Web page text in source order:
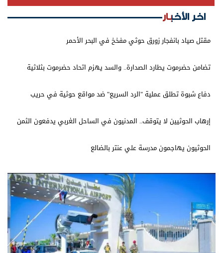
اخر الأخبار
مقتل صياد بانفجار زورق حوثي مفخخ في البحر الأحمر
تضامن حضرموت يطارد الصدارة.. والسد يهزم اتحاد حضرموت بثلاثية
دفاع شبوة تطلق عملية "الرد السريع" ضد مواقع حوثية في حريب
إرهاب الحوثيين لا يتوقف.. المدنيون في الساحل الغربي يدفعون الثمن
الحوثيون يهاجمون مدرسة علي عنتر بالضالع